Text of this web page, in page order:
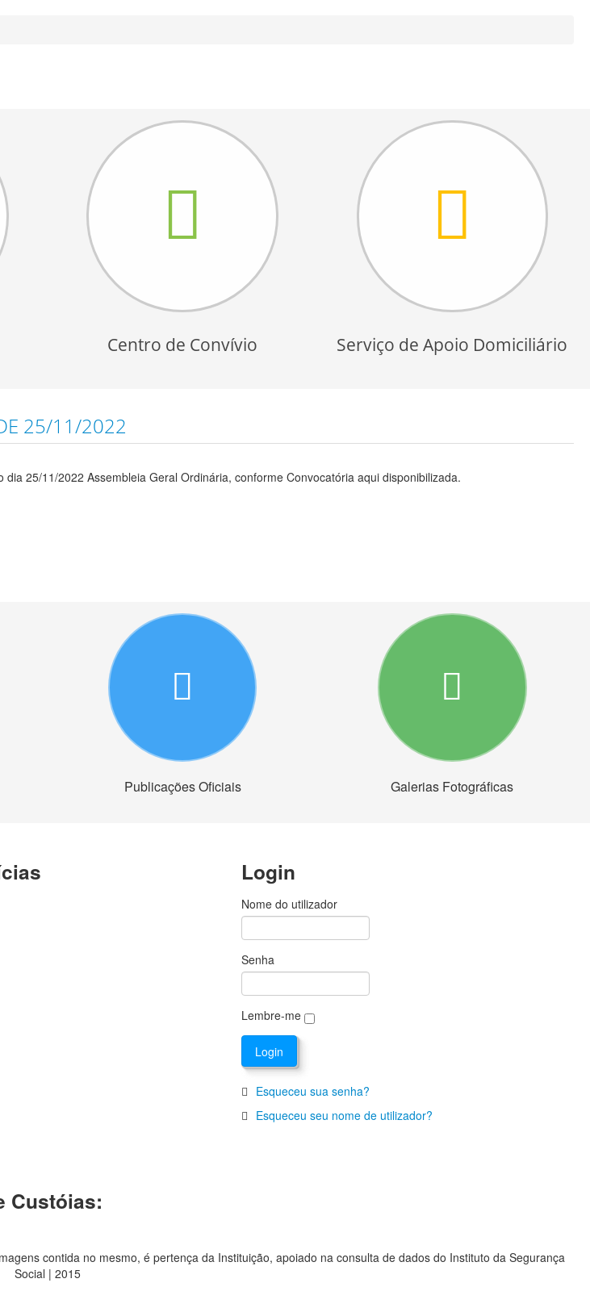
Centro de Convívio Serviço de Apoio Domiciliário
25/11/2022
dia 25/11/2022 Assembleia Geral Ordinária, conforme Convocatória aqui disponibilizada.
Publicações Oficiais Galerias Fotográficas
Login
Nome do utilizador
Senha
Lembre-me
Esqueceu sua senha?
Esqueceu seu nome de utilizador?
Custóias:
contida no mesmo, é pertença da Instituição, apoiado na consulta de dados do Instituto da Segurança
Social | 2015